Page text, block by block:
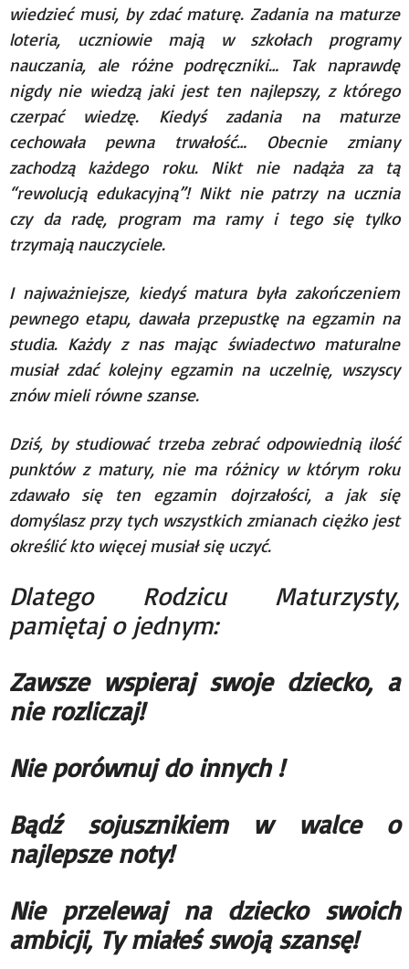
wiedzieć musi, by zdać maturę. Zadania na maturze
loteria, uczniowie mają w szkołach programy
nauczania, ale różne podręczniki… Tak naprawdę
nigdy nie wiedzą jaki jest ten najlepszy, z którego
czerpać wiedzę. Kiedyś zadania na maturze
cechowała pewna trwałość… Obecnie zmiany
zachodzą każdego roku. Nikt nie nadąża za tą
“rewolucją edukacyjną”! Nikt nie patrzy na ucznia
czy da radę, program ma ramy i tego się tylko
trzymają nauczyciele.
I najważniejsze, kiedyś matura była zakończeniem
pewnego etapu, dawała przepustkę na egzamin na
studia. Każdy z nas mając świadectwo maturalne
musiał zdać kolejny egzamin na uczelnię, wszyscy
znów mieli równe szanse.
Dziś, by studiować trzeba zebrać odpowiednią ilość
punktów z matury, nie ma różnicy w którym roku
zdawało się ten egzamin dojrzałości, a jak się
domyślasz przy tych wszystkich zmianach ciężko jest
określić kto więcej musiał się uczyć.
Dlatego Rodzicu Maturzysty,
pamiętaj o jednym:
Zawsze wspieraj swoje dziecko, a
nie rozliczaj!
Nie porównuj do innych !
Bądź sojusznikiem w walce o
najlepsze noty!
Nie przelewaj na dziecko swoich
ambicji, Ty miałeś swoją szansę!